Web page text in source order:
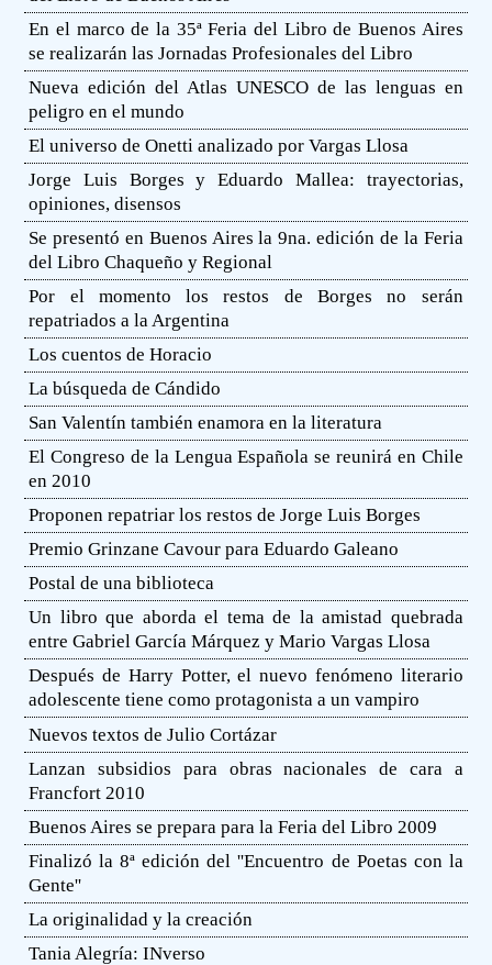
En el marco de la 35ª Feria del Libro de Buenos Aires
se realizarán las Jornadas Profesionales del Libro
Nueva edición del Atlas UNESCO de las lenguas en
peligro en el mundo
El universo de Onetti analizado por Vargas Llosa
Jorge Luis Borges y Eduardo Mallea: trayectorias,
opiniones, disensos
Se presentó en Buenos Aires la 9na. edición de la Feria
del Libro Chaqueño y Regional
Por el momento los restos de Borges no serán
repatriados a la Argentina
Los cuentos de Horacio
La búsqueda de Cándido
San Valentín también enamora en la literatura
El Congreso de la Lengua Española se reunirá en Chile
en 2010
Proponen repatriar los restos de Jorge Luis Borges
Premio Grinzane Cavour para Eduardo Galeano
Postal de una biblioteca
Un libro que aborda el tema de la amistad quebrada
entre Gabriel García Márquez y Mario Vargas Llosa
Después de Harry Potter, el nuevo fenómeno literario
adolescente tiene como protagonista a un vampiro
Nuevos textos de Julio Cortázar
Lanzan subsidios para obras nacionales de cara a
Francfort 2010
Buenos Aires se prepara para la Feria del Libro 2009
Finalizó la 8ª edición del ''Encuentro de Poetas con la
Gente''
La originalidad y la creación
Tania Alegría: INverso